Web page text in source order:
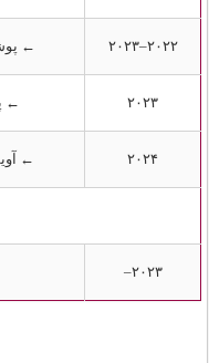
۲۰۲۲–۲۰۲۳ ←
۲۰۲۳ ←
۲۰۲۴ ←
۲۰۲۳–